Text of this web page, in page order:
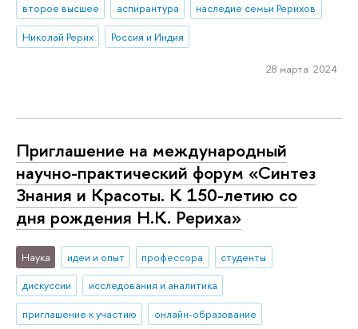
второе высшее
аспирантура
наследие семьи Рерихов
Николай Рерих
Россия и Индия
28 марта 2024
Приглашение на международный
научно-практический форум «Синтез
Знания и Красоты. К 150-летию со
дня рождения Н.К. Рериха»
Наука идеи и опыт профессора
студенты
дискуссии
исследования и аналитика
приглашение к участию
онлайн-образование